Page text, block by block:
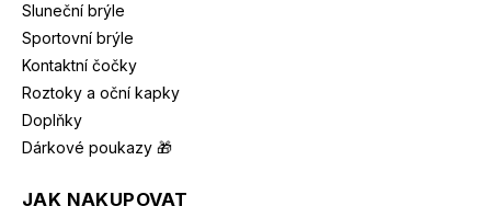
Sluneční brýle
Sportovní brýle
Kontaktní čočky
Roztoky a oční kapky
Doplňky
Dárkové poukazy 🎁
JAK NAKUPOVAT